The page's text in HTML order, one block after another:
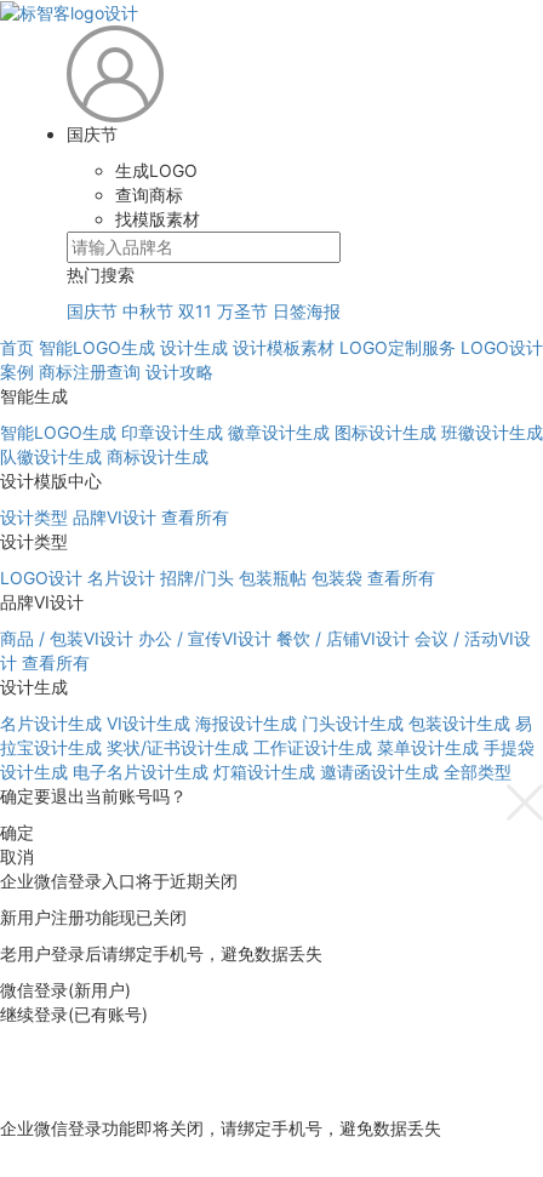
国庆节
生成LOGO
查询商标
找模版素材
热门搜索
国庆节 中秋节 双11 万圣节 日签海报
首页 智能LOGO生成 设计生成 设计模板素材 LOGO定制服务 LOGO设计
案例 商标注册查询 设计攻略
智能生成
智能LOGO生成 印章设计生成 徽章设计生成 图标设计生成 班徽设计生成
队徽设计生成 商标设计生成
设计模版中心
设计类型 品牌VI设计 查看所有
设计类型
LOGO设计 名片设计 招牌/门头 包装瓶帖 包装袋 查看所有
品牌VI设计
商品 / 包装VI设计 办公 / 宣传VI设计 餐饮 / 店铺VI设计 会议 / 活动VI设
计 查看所有
设计生成
名片设计生成 VI设计生成 海报设计生成 门头设计生成 包装设计生成 易
拉宝设计生成 奖状/证书设计生成 工作证设计生成 菜单设计生成 手提袋
设计生成 电子名片设计生成 灯箱设计生成 邀请函设计生成 全部类型
确定要退出当前账号吗？
确定
取消
企业微信登录入口将于近期关闭
新用户注册功能现已关闭
老用户登录后请绑定手机号，避免数据丢失
微信登录(新用户)
继续登录(已有账号)
企业微信登录功能即将关闭，请绑定手机号，避免数据丢失